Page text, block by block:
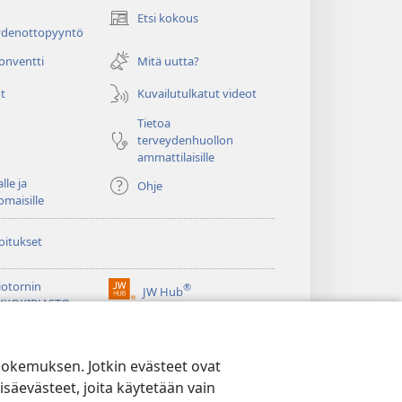
Jotkin evästeet ovat
joita käytetään vain
Etsi kokous
(avaa
ikkunan)Mitä uutta?
Kuvailutulkatut videot
Tietoa
terveydenhuollon
ammattilaisille
ja
Ohje
JW Hub®
(avaa